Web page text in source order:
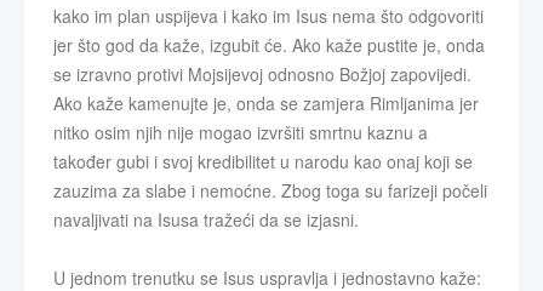
kako im plan uspijeva i kako im Isus nema što odgovoriti
jer što god da kaže, izgubit će. Ako kaže pustite je, onda
se izravno protivi Mojsijevoj odnosno Božjoj zapovijedi.
Ako kaže kamenujte je, onda se zamjera Rimljanima jer
nitko osim njih nije mogao izvršiti smrtnu kaznu a
također gubi i svoj kredibilitet u narodu kao onaj koji se
zauzima za slabe i nemoćne. Zbog toga su farizeji počeli
navaljivati na Isusa tražeći da se izjasni.
U jednom trenutku se Isus uspravlja i jednostavno kaže: